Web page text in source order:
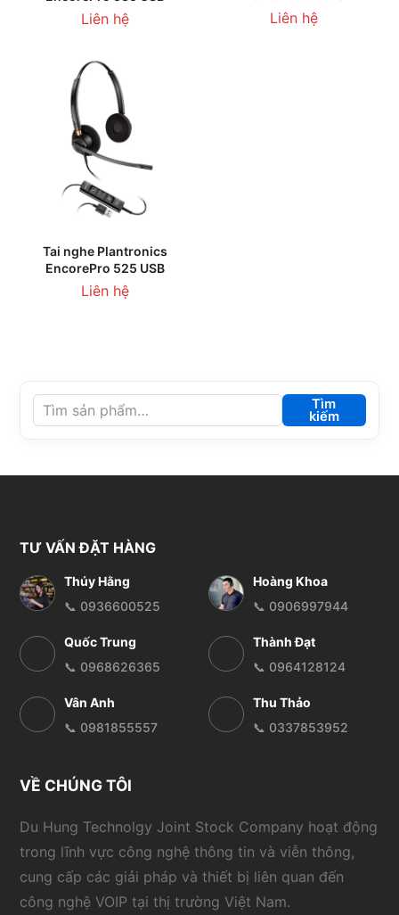
Liên hệ Liên hệ
Tai nghe Plantronics
EncorePro 525 USB
Liên hệ
Tìm
kiếm
TƯ VẤN ĐẶT HÀNG
Thúy Hằng
📞 0936600525
Hoàng Khoa
📞 0906997944
Quốc Trung
📞 0968626365
Thành Đạt
📞 0964128124
Vân Anh
📞 0981855557
Thu Thảo
📞 0337853952
VỀ CHÚNG TÔI
Du Hung Technolgy Joint Stock Company hoạt động
trong lĩnh vực công nghệ thông tin và viễn thông,
cung cấp các giải pháp và thiết bị liên quan đến
công nghệ VOIP tại thị trường Việt Nam.